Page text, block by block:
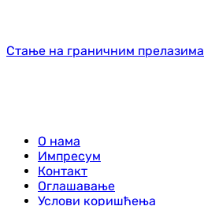
Стање на граничним прелазима
О нама
Импресум
Контакт
Оглашавање
Услови коришћења